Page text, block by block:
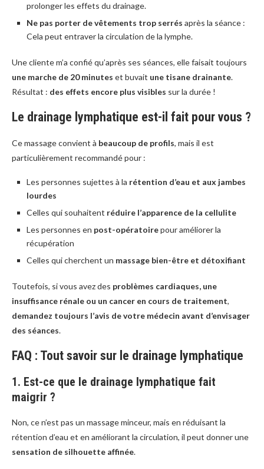
prolonger les effets du drainage.
Ne pas porter de vêtements trop serrés après la séance :
Cela peut entraver la circulation de la lymphe.
Une cliente m’a confié qu’après ses séances, elle faisait toujours
une marche de 20 minutes et buvait une tisane drainante.
Résultat : des effets encore plus visibles sur la durée !
Le drainage lymphatique est-il fait pour vous ?
Ce massage convient à beaucoup de profils, mais il est
particulièrement recommandé pour :
Les personnes sujettes à la rétention d’eau et aux jambes
lourdes
Celles qui souhaitent réduire l’apparence de la cellulite
Les personnes en post-opératoirepour améliorer la
récupération
Celles qui cherchent un massage bien-être et détoxifiant
Toutefois, si vous avez des problèmes cardiaques, une
insuffisance rénale ou un cancer en cours de traitement,
demandez toujours l’avis de votre médecin avant d’envisager
des séances.
FAQ : Tout savoir sur le drainage lymphatique
1. Est-ce que le drainage lymphatique fait
maigrir ?
Non, ce n’est pas un massage minceur, mais en réduisant la
rétention d’eau et en améliorant la circulation, il peut donner une
sensation de silhouette affinée.